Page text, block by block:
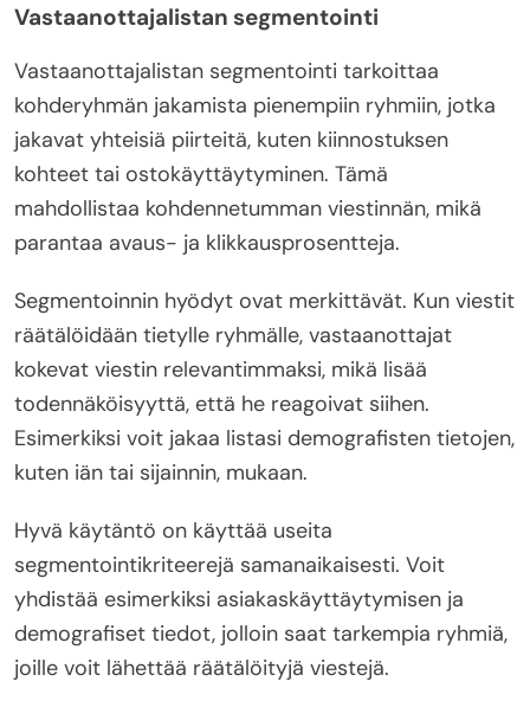
Vastaanottajalistan segmentointi
Vastaanottajalistan segmentointi tarkoittaa
kohderyhmän jakamista pienempiin ryhmiin, jotka
jakavat yhteisiä piirteitä, kuten kiinnostuksen
kohteet tai ostokäyttäytyminen. Tämä
mahdollistaa kohdennetumman viestinnän, mikä
parantaa avaus- ja klikkausprosentteja.
Segmentoinnin hyödyt ovat merkittävät. Kun viestit
räätälöidään tietylle ryhmälle, vastaanottajat
kokevat viestin relevantimmaksi, mikä lisää
todennäköisyyttä, että he reagoivat siihen.
Esimerkiksi voit jakaa listasi demografisten tietojen,
kuten iän tai sijainnin, mukaan.
Hyvä käytäntö on käyttää useita
segmentointikriteerejä samanaikaisesti. Voit
yhdistää esimerkiksi asiakaskäyttäytymisen ja
demografiset tiedot, jolloin saat tarkempia ryhmiä,
joille voit lähettää räätälöityjä viestejä.